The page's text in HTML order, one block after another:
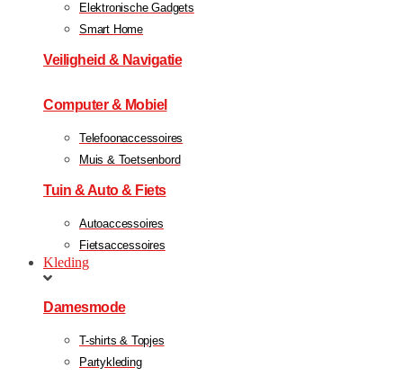
Elektronische Gadgets
Smart Home
Veiligheid & Navigatie
Computer & Mobiel
Telefoonaccessoires
Muis & Toetsenbord
Tuin & Auto & Fiets
Autoaccessoires
Fietsaccessoires
Kleding
Damesmode
T-shirts & Topjes
Partykleding